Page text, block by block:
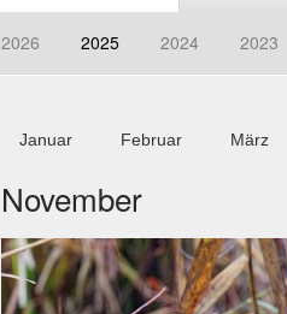
2026 2025 2024 2023
Januar Februar März
November